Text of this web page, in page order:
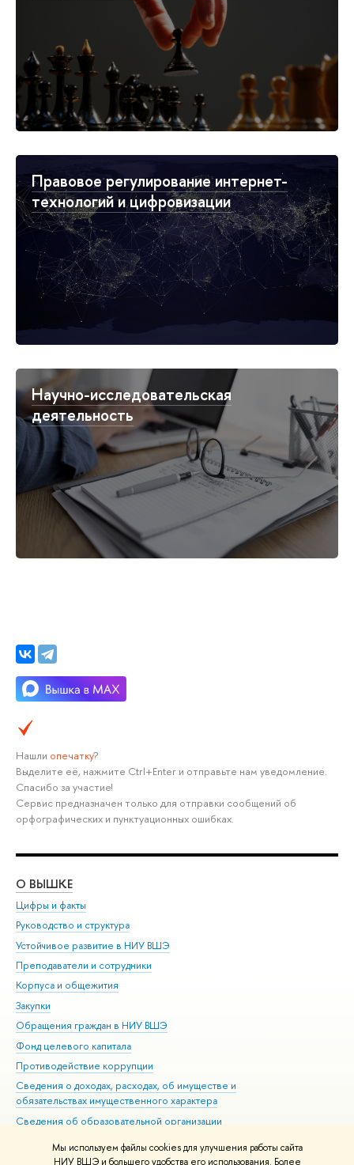
Мы используем файлы cookies для улучшения работы сайта
НИУ ВШЭ и большего удобства его использования. Более
Правовое регулирование интернет-
технологий и цифровизации
Научно-исследовательская
деятельность
Нашли опечатку?
Выделите её, нажмите Ctrl+Enter и отправьте нам уведомление.
Спасибо за участие!
Сервис предназначен только для отправки сообщений об
орфографических и пунктуационных ошибках.
О ВЫШКЕ
Цифры и факты
Руководство и структура
Устойчивое развитие в НИУ ВШЭ
Преподаватели и сотрудники
Корпуса и общежития
Закупки
Обращения граждан в НИУ ВШЭ
Фонд целевого капитала
Противодействие коррупции
Сведения о доходах, расходах, об имуществе и
обязательствах имущественного характера
Сведения об образовательной организации
Людям с ограниченными возможностями здоровья
Единая платежная страница